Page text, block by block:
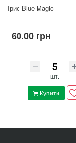
Ірис Blue Magic
60.00 грн
шт.
Купити